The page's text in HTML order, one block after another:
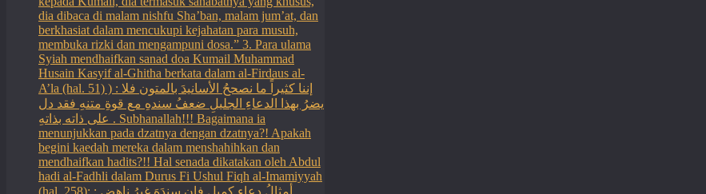
dia dibaca di malam nishfu Sha’ban, malam jum’at, dan
berkhasiat dalam mencukupi kejahatan para musuh,
membuka rizki dan mengampuni dosa.” 3. Para ulama
Syiah mendhaifkan sanad doa Kumail Muhammad
Husain Kasyif al-Ghitha berkata dalam al-Firdaus al-
A’la (hal. 51) ) : إننا كثيراً ما نصححُ الأسانيدَ بالمتون فلا
يضرُ بهذا الدعاءِ الجليلِ ضعفُ سندهِ مع قوةِ متنهِ فقد دل
على ذاته بذاتهِ . Subhanallah!!! Bagaimana ia
menunjukkan pada dzatnya dengan dzatnya?! Apakah
begini kaedah mereka dalam menshahihkan dan
mendhaifkan hadits?!! Hal senada dikatakan oleh Abdul
hadi al-Fadhli dalam Durus Fi Ushul Fiqh al-Imamiyyah